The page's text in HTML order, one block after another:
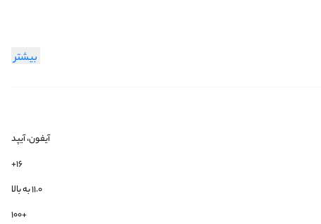
بیشتر
آیفون، آیپد
۱۶+
۱۱.۰ به بالا
+100